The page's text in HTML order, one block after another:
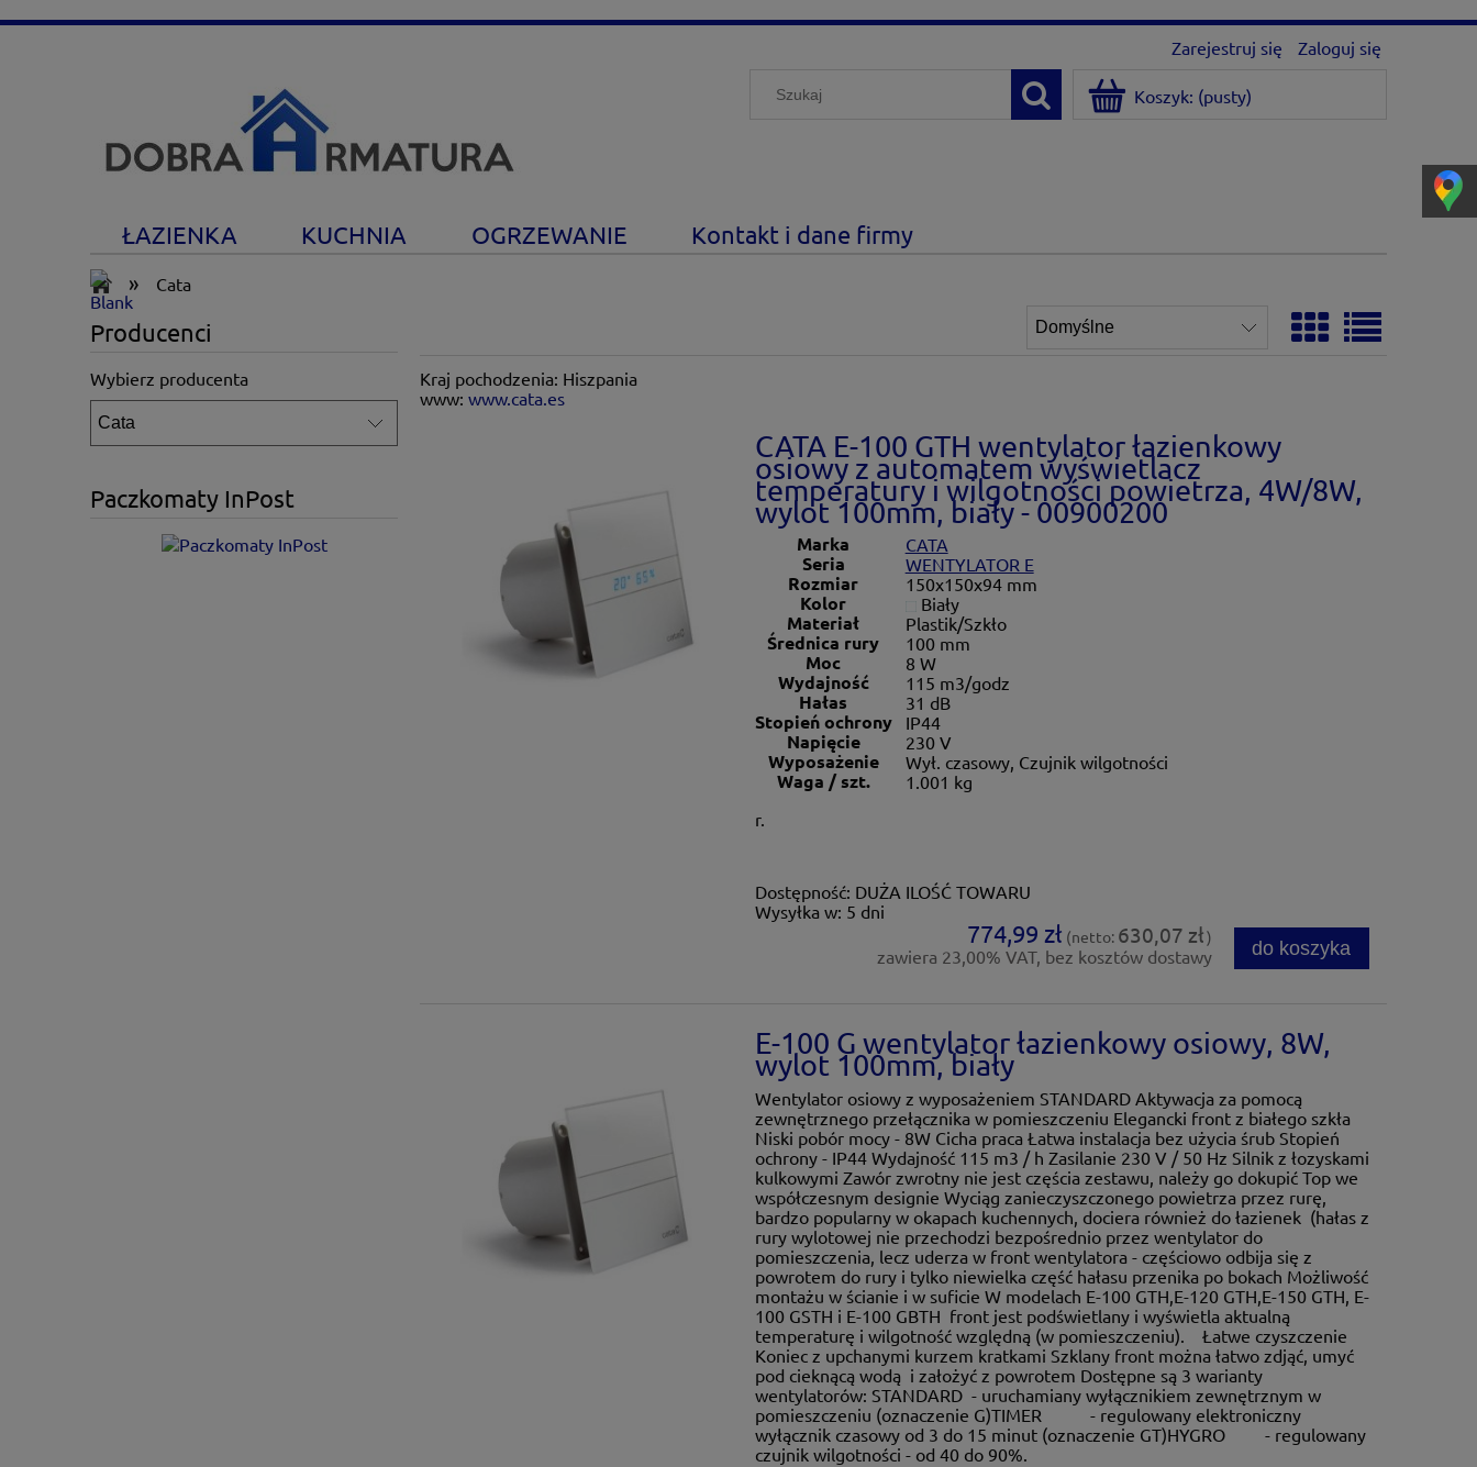
Zarejestruj się Zaloguj się
Koszyk: (pusty)
ŁAZIENKA KUCHNIA OGRZEWANIE Kontakt i dane firmy
» Cata
Producenci
Wybierz producenta
Paczkomaty InPost
Kraj pochodzenia: Hiszpania
www: www.cata.es
CATA E-100 GTH wentylator łazienkowy
osiowy z automatem wyświetlacz
temperatury i wilgotności powietrza, 4W/8W,
wylot 100mm, biały - 00900200
Marka CATA
Seria WENTYLATOR E
Rozmiar 150x150x94 mm
Kolor Biały
Materiał Plastik/Szkło
Średnica rury 100 mm
Moc 8 W
Wydajność 115 m3/godz
Hałas 31 dB
Stopień ochrony IP44
Napięcie 230 V
Wyposażenie Wył. czasowy, Czujnik wilgotności
Waga / szt.
1.001 kg
r.
Dostępność: DUŻA ILOŚĆ TOWARU
Wysyłka w: 5 dni
774,99 zł (netto: 630,07 zł)
zawiera 23,00% VAT, bez kosztów dostawy do koszyka
E-100 G wentylator łazienkowy osiowy, 8W,
wylot 100mm, biały
Wentylator osiowy z wyposażeniem STANDARD Aktywacja za pomocą
zewnętrznego przełącznika w pomieszczeniu Elegancki front z białego szkła
Niski pobór mocy - 8W Cicha praca Łatwa instalacja bez użycia śrub Stopień
ochrony - IP44 Wydajność 115 m3 / h Zasilanie 230 V / 50 Hz Silnik z łozyskami
kulkowymi Zawór zwrotny nie jest częścia zestawu, należy go dokupić Top we
współczesnym designie Wyciąg zanieczyszczonego powietrza przez rurę,
bardzo popularny w okapach kuchennych, dociera również do łazienek (hałas z
rury wylotowej nie przechodzi bezpośrednio przez wentylator do
pomieszczenia, lecz uderza w front wentylatora - częściowo odbija się z
powrotem do rury i tylko niewielka część hałasu przenika po bokach Możliwość
montażu w ścianie i w suficie W modelach E-100 GTH,E-120 GTH,E-150 GTH, E-
100 GSTH i E-100 GBTH front jest podświetlany i wyświetla aktualną
temperaturę i wilgotność względną (w pomieszczeniu). Łatwe czyszczenie
Koniec z upchanymi kurzem kratkami Szklany front można łatwo zdjąć, umyć
pod cieknącą wodą i założyć z powrotem Dostępne są 3 warianty
wentylatorów: STANDARD - uruchamiany wyłącznikiem zewnętrznym w
pomieszczeniu (oznaczenie G)TIMER - regulowany elektroniczny
wyłącznik czasowy od 3 do 15 minut (oznaczenie GT)HYGRO - regulowany
czujnik wilgotności - od 40 do 90%.